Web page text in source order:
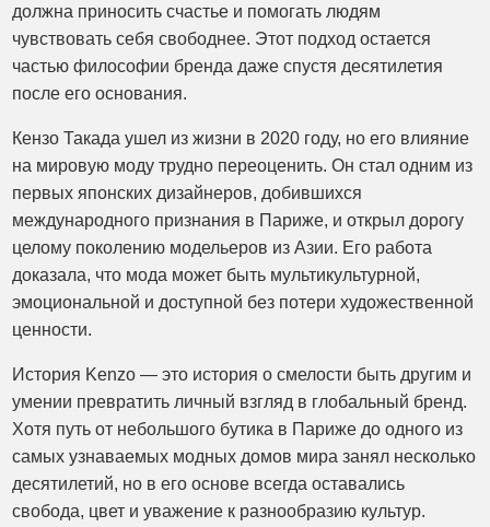
должна приносить счастье и помогать людям
чувствовать себя свободнее. Этот подход остается
частью философии бренда даже спустя десятилетия
после его основания.
Кензо Такада ушел из жизни в 2020 году, но его влияние
на мировую моду трудно переоценить. Он стал одним из
первых японских дизайнеров, добившихся
международного признания в Париже, и открыл дорогу
целому поколению модельеров из Азии. Его работа
доказала, что мода может быть мультикультурной,
эмоциональной и доступной без потери художественной
ценности.
История Kenzo — это история о смелости быть другим и
умении превратить личный взгляд в глобальный бренд.
Хотя путь от небольшого бутика в Париже до одного из
самых узнаваемых модных домов мира занял несколько
десятилетий, но в его основе всегда оставались
свобода, цвет и уважение к разнообразию культур.